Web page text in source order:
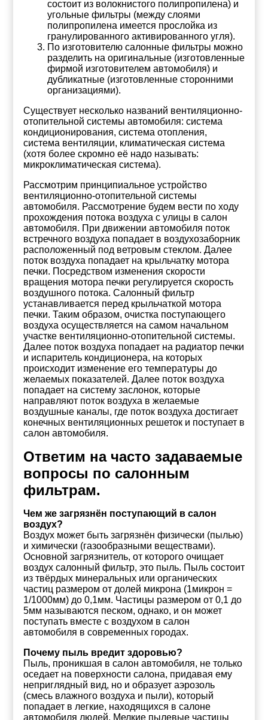
состоит из волокнистого полипропилена) и
угольные фильтры (между слоями
полипропилена имеется прослойка из
гранулированного активированного угля).
По изготовителю салонные фильтры можно
разделить на оригинальные (изготовленные
фирмой изготовителем автомобиля) и
дубликатные (изготовленные сторонними
организациями).
Существует несколько названий вентиляционно-
отопительной системы автомобиля: система
кондиционирования, система отопления,
система вентиляции, климатическая система
(хотя более скромно её надо называть:
микроклиматическая система).
Рассмотрим принципиальное устройство
вентиляционно-отопительной системы
автомобиля. Рассмотрение будем вести по ходу
прохождения потока воздуха с улицы в салон
автомобиля. При движении автомобиля поток
встречного воздуха попадает в воздухозаборник
расположенный под ветровым стеклом. Далее
поток воздуха попадает на крыльчатку мотора
печки. Посредством изменения скорости
вращения мотора печки регулируется скорость
воздушного потока. Салонный фильтр
устанавливается перед крыльчаткой мотора
печки. Таким образом, очистка поступающего
воздуха осуществляется на самом начальном
участке вентиляционно-отопительной системы.
Далее поток воздуха попадает на радиатор печки
и испаритель кондиционера, на которых
происходит изменение его температуры до
желаемых показателей. Далее поток воздуха
попадает на систему заслонок, которые
направляют поток воздуха в желаемые
воздушные каналы, где поток воздуха достигает
конечных вентиляционных решеток и поступает в
салон автомобиля.
Ответим на часто задаваемые
вопросы по салонным
фильтрам.
Чем же загрязнён поступающий в салон
воздух?
Воздух может быть загрязнён физически (пылью)
и химически (газообразными веществами).
Основной загрязнитель, от которого очищает
воздух салонный фильтр, это пыль. Пыль состоит
из твёрдых минеральных или органических
частиц размером от долей микрона (1микрон =
1/1000мм) до 0,1мм. Частицы размером от 0,1 до
5мм называются песком, однако, и он может
поступать вместе с воздухом в салон
автомобиля в современных городах.
Почему пыль вредит здоровью?
Пыль, проникшая в салон автомобиля, не только
оседает на поверхности салона, придавая ему
неприглядный вид, но и образует аэрозоль
(смесь влажного воздуха и пыли), который
попадает в легкие, находящихся в салоне
автомобиля людей. Мелкие пылевые частицы